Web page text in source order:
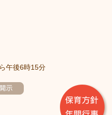
午後6時15分